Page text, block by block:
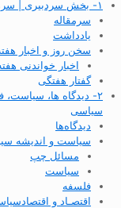
۱- بخش سردبیری | سرمقاله، یادداشت، سخن روز و پژوهش‌ها
سرمقاله
یادداشت
سخن روز و اخبار
اخبار خواندنی
گفتار هفتگی
۲- دیدگاه ها،
سیاسی
دیدگاه‌ها
سیاست و اندیشه
مسائل چپ
سیاست
فلسفه
اقتصـاد و